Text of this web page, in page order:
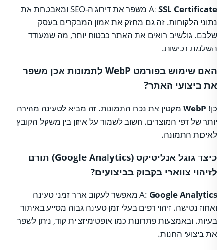
A: SSL Certificate
משפר את דירוג ה-SEO ומאבטחת את
נתוני הלקוחות. זה גם מחזק את אמון המבקרים בעסק
שלכם. גולשים רואים את האתר כבטוח יותר, מה שמעודד
השלמת רכישות.
האם שימוש בפורמט WebP לתמונות אכן משפר
את ביצועי האתר?
כן! WebP מקטין את נפח התמונות. זה מביא לטעינה מהירה
יותר של דפי המוצרים. חשוב לשמור על איזון בין משקל הקובץ
לאיכות התמונה.
כיצד גוגל אנליטיקס (Google Analytics) תורם
לזיהוי צווארי בקבוק בביצועים?
A: Google Analytics
מאפשר לעקוב אחר זמני טעינה
ואחוז נטישה. זיהוי דפים בעלי זמן טעינה גבוה מסייע באיתור
בעיות. ובאמצעות פתרונות כמו אופטימיזציית קוד, ניתן לשפר
את ביצועי החנות.